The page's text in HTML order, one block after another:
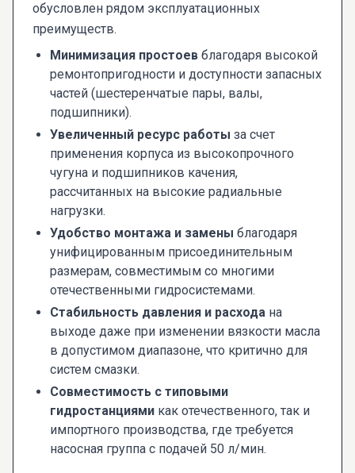
обусловлен рядом эксплуатационных
преимуществ.
Минимизация простоев благодаря высокой
ремонтопригодности и доступности запасных
частей (шестеренчатые пары, валы,
подшипники).
Увеличенный ресурс работы за счет
применения корпуса из высокопрочного
чугуна и подшипников качения,
рассчитанных на высокие радиальные
нагрузки.
Удобство монтажа и замены благодаря
унифицированным присоединительным
размерам, совместимым со многими
отечественными гидросистемами.
Стабильность давления и расхода на
выходе даже при изменении вязкости масла
в допустимом диапазоне, что критично для
систем смазки.
Совместимость с типовыми
гидростанциями как отечественного, так и
импортного производства, где требуется
насосная группа с подачей 50 л/мин.